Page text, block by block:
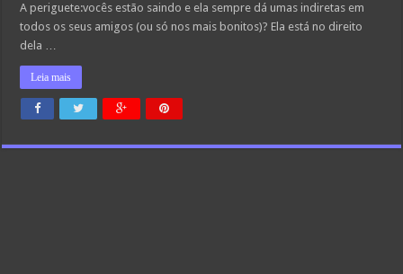
A periguete:vocês estão saindo e ela sempre dá umas indiretas em
todos os seus amigos (ou só nos mais bonitos)? Ela está no direito
dela …
Leia mais